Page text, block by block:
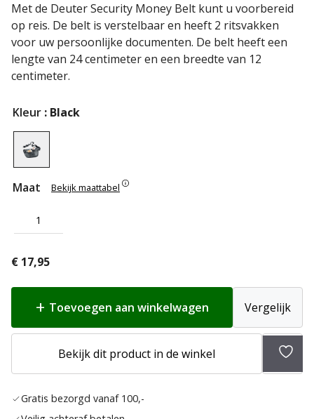
Met de Deuter Security Money Belt kunt u voorbereid
op reis. De belt is verstelbaar en heeft 2 ritsvakken
voor uw persoonlijke documenten. De belt heeft een
lengte van 24 centimeter en een breedte van 12
centimeter.
Kleur : Black
Maat Bekijk maattabel
1
€ 17,95
Toevoegen aan winkelwagen Vergelijk
Bekijk dit product in de winkel
Gratis bezorgd vanaf 100,-